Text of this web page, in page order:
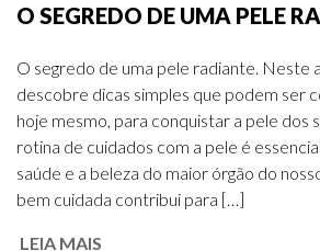
O SEGREDO DE UMA PELE
O segredo de uma pele radiante. Neste
descobre dicas simples que podem ser
hoje mesmo, para conquistar a pele dos
rotina de cuidados com a pele é
saúde e a beleza do maior órgão do
bem cuidada contribui para […]
LEIA MAIS